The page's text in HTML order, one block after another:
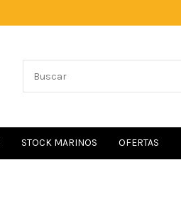
STOCK MARINOS OFERTAS